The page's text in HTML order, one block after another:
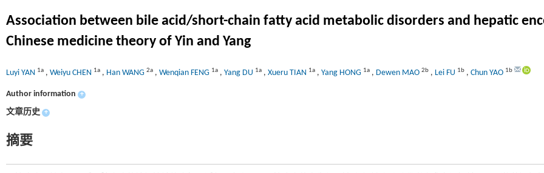
Association between bile acid/short-chain fatty acid metabolic disorders and hepatic
Chinese medicine theory of Yin and Yang
Luyi YAN 1a , Weiyu CHEN 1a , Han WANG 2a , Wenqian FENG 1a , Yang DU 1a , Xueru TIAN 1a , Yang HONG 1a , Dewen MAO 2b , Lei FU 1b , Chun YAO 1b
Author information +
文章历史 +
摘要